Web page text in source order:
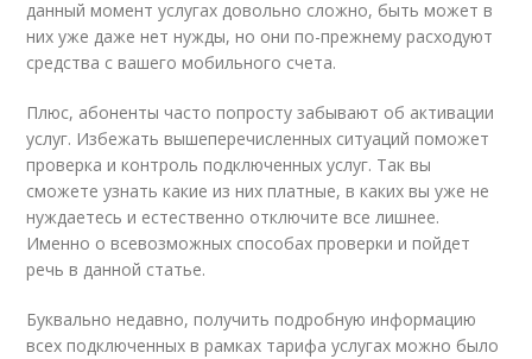
данный момент услугах довольно сложно, быть может в
них уже даже нет нужды, но они по-прежнему расходуют
средства с вашего мобильного счета.
Плюс, абоненты часто попросту забывают об активации
услуг. Избежать вышеперечисленных ситуаций поможет
проверка и контроль подключенных услуг. Так вы
сможете узнать какие из них платные, в каких вы уже не
нуждаетесь и естественно отключите все лишнее.
Именно о всевозможных способах проверки и пойдет
речь в данной статье.
Буквально недавно, получить подробную информацию
всех подключенных в рамках тарифа услугах можно было